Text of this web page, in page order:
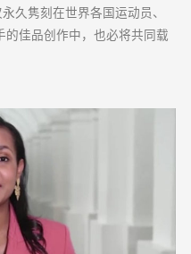
久隽刻在世界各国运动员、
佳品创作中，也必将共同载